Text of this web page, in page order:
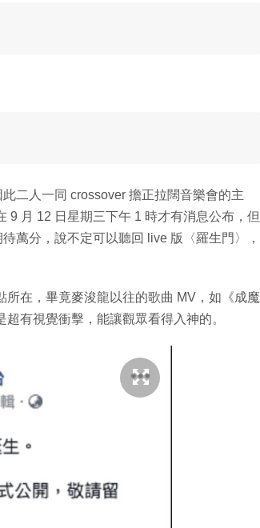
二人一同 crossover 擔正拉闊音樂會的主
9 月 12 日星期三下午 1 時才有消息公布，但
萬分，說不定可以聽回 live 版〈羅生門〉，
在，畢竟麥浚龍以往的歌曲 MV，如《成魔
有視覺衝擊，能讓觀眾看得入神的。